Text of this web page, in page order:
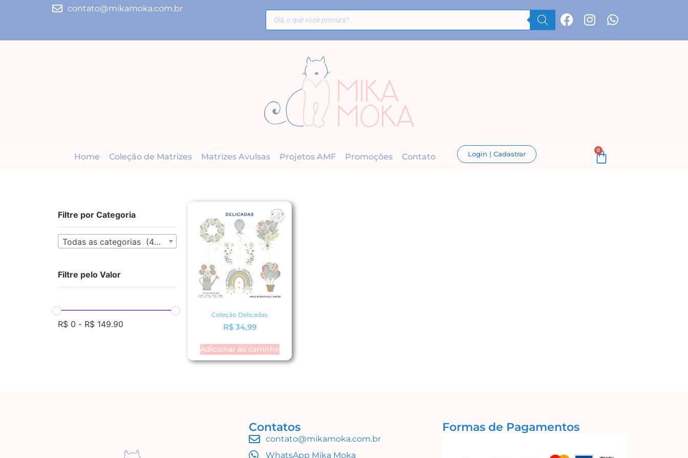
contato@mikamoka.com.br
Home Coleção de Matrizes Matrizes Avulsas Projetos AMF Promoções Contato Login | Cadastrar 0
Filtre por Categoria
Todas as categorias (435)
Filtre pelo Valor
R$ 0 - R$ 149.90
Coleção Delicadas
R$34,99
Adicionar ao carrinho
Contatos
contato@mikamoka.com.br
WhatsApp Mika Moka
Formas de Pagamentos